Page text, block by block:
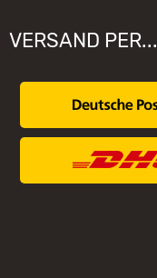
VERSAND PER...